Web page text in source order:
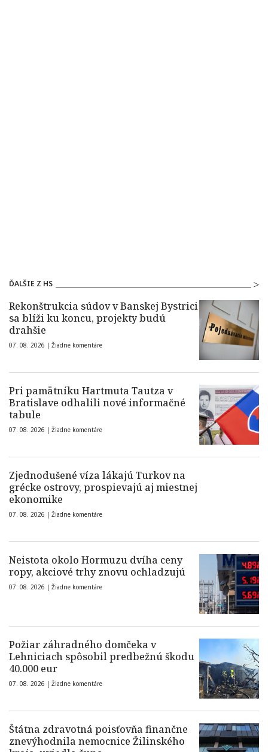
ĎALŠIE Z HS
Rekonštrukcia súdov v Banskej Bystrici
sa blíži ku koncu, projekty budú
drahšie
07. 08. 2026 | Žiadne komentáre
Pri pamätníku Hartmuta Tautza v
Bratislave odhalili nové informačné
tabule
07. 08. 2026 | Žiadne komentáre
Zjednodušené víza lákajú Turkov na
grécke ostrovy, prospievajú aj miestnej
ekonomike
07. 08. 2026 | Žiadne komentáre
Neistota okolo Hormuzu dvíha ceny
ropy, akciové trhy znovu ochladzujú
07. 08. 2026 | Žiadne komentáre
Požiar záhradného domčeka v
Lehniciach spôsobil predbežnú škodu
40.000 eur
07. 08. 2026 | Žiadne komentáre
Štátna zdravotná poisťovňa finančne
znevýhodnila nemocnice Žilinského